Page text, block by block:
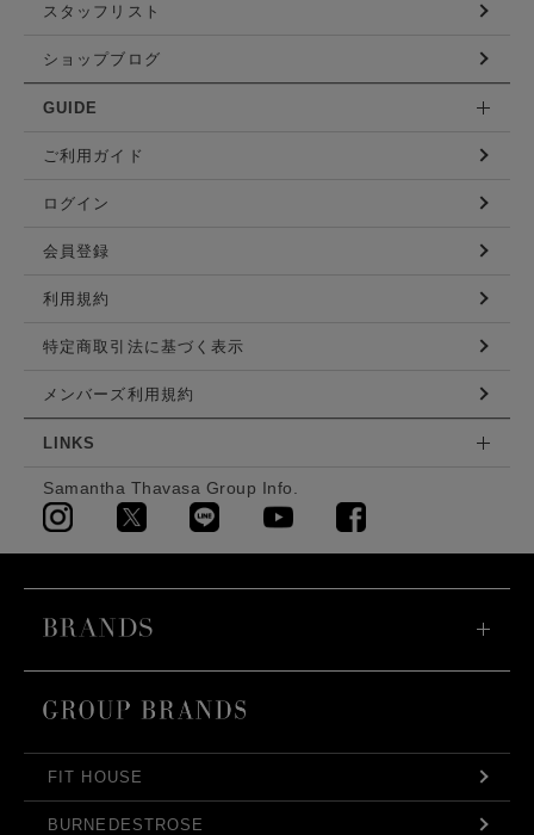
スタッフリスト
ショップブログ
GUIDE
ご利用ガイド
ログイン
会員登録
利用規約
特定商取引法に基づく表示
メンバーズ利用規約
LINKS
Samantha Thavasa Group Info.
FIT HOUSE
BURNEDESTROSE